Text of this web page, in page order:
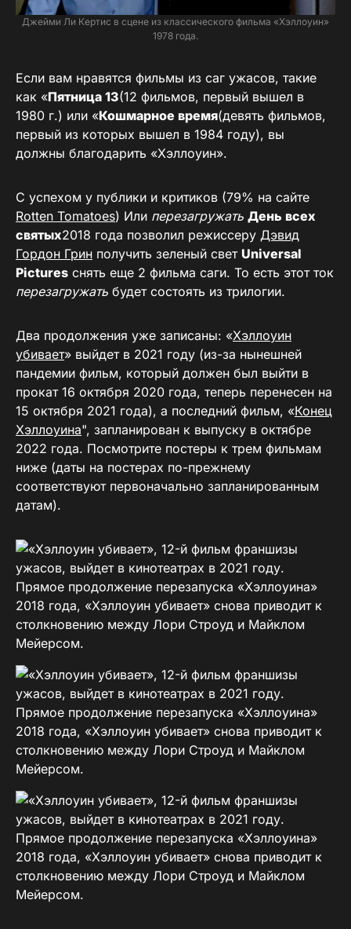
Джейми Ли Кертис в сцене из классического фильма «Хэллоуин»
1978 года.
Если вам нравятся фильмы из саг ужасов, такие
как «Пятница 13(12 фильмов, первый вышел в
1980 г.) или «Кошмарное время(девять фильмов,
первый из которых вышел в 1984 году), вы
должны благодарить «Хэллоуин».
С успехом у публики и критиков (79% на сайте
Rotten Tomatoes) Или перезагружать День всех
святых2018 года позволил режиссеру Дэвид
Гордон Грин получить зеленый свет Universal
Pictures снять еще 2 фильма саги. То есть этот ток
перезагружать будет состоять из трилогии.
Два продолжения уже записаны: «Хэллоуин
убивает» выйдет в 2021 году (из-за нынешней
пандемии фильм, который должен был выйти в
прокат 16 октября 2020 года, теперь перенесен на
15 октября 2021 года), а последний фильм, «Конец
Хэллоуина", запланирован к выпуску в октябре
2022 года. Посмотрите постеры к трем фильмам
ниже (даты на постерах по-прежнему
соответствуют первоначально запланированным
датам).